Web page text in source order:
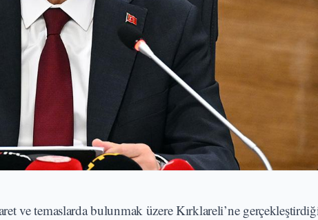
ve temaslarda bulunmak üzere Kırklareli’ne